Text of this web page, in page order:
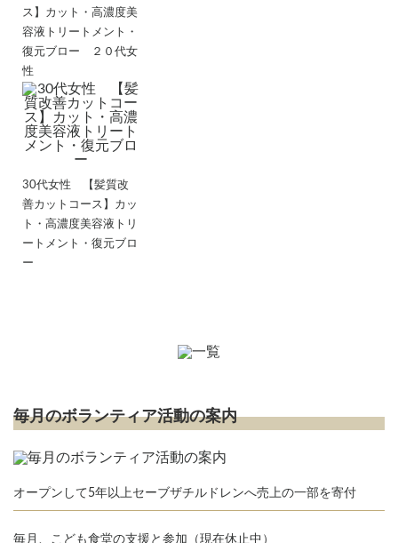
ス】カット・高濃度美
容液トリートメント・
復元ブロー ２０代女
性
30代女性 【髪質改
善カットコース】カッ
ト・高濃度美容液トリ
ートメント・復元ブロ
ー
毎月のボランティア活動の案内
オープンして5年以上セーブザチルドレンへ売上の一部を寄付
毎月、こども食堂の支援と参加（現在休止中）